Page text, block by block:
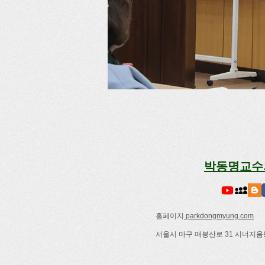
박동명교
홈페이지 parkdongmyung.com
서울시 마구 매봉산로 31 시너지